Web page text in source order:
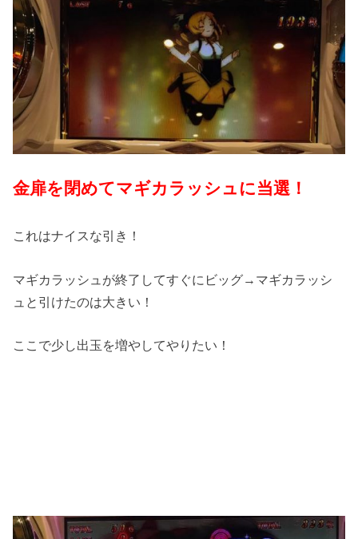
金扉を閉めてマギカラッシュに当選！
これはナイスな引き！
マギカラッシュが終了してすぐにビッグ→マギカラッシ
ュと引けたのは大きい！
ここで少し出玉を増やしてやりたい！